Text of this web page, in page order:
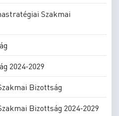
Szakmai
2024-2029
Bizottság
Bizottság 2024-2029